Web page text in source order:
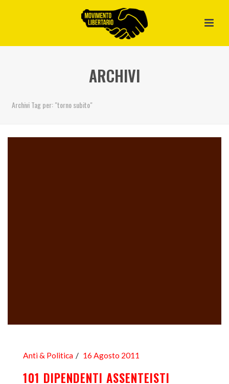
ARCHIVI
Archivi Tag per: "torno subito"
Anti & Politica 16 Agosto 2011
101 DIPENDENTI ASSENTEISTI